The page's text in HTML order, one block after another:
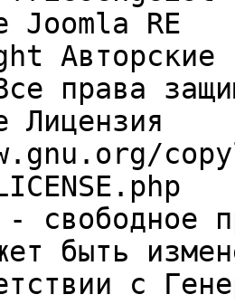
Joomla RE
Авторские
права
Лицензия
свободное
быть
с